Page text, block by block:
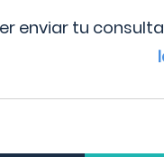
enviar tu